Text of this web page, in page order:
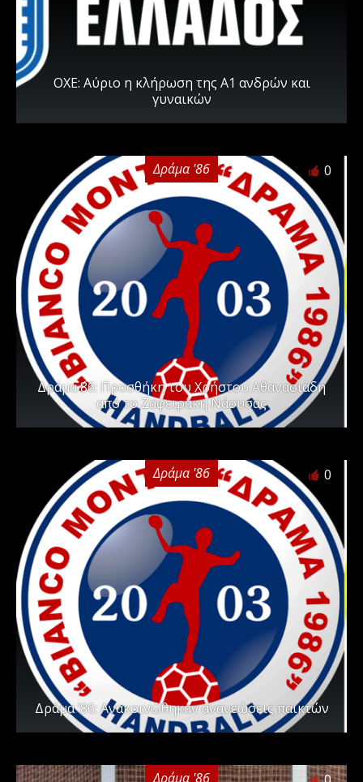
ΟΧΕ: Αύριο η κλήρωση της Α1 ανδρών και
γυναικών
Δράμα '86 0
Δράμα ΄86: Προσθήκη του Χρήστου Αθανασιάδη
από το Ζαφειράκη Νάουσας
Δράμα '86 0
Δράμα ’86: Ανακοινώθηκαν ανανεώσεις παικτών
Δράμα '86